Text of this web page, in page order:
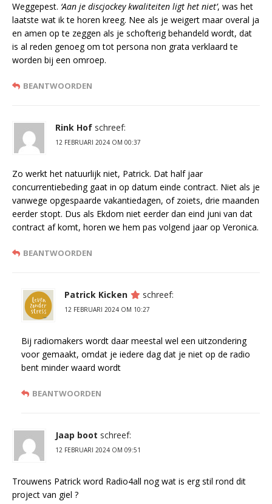
Weggepest. ‘Aan je discjockey kwaliteiten ligt het niet’, was het
laatste wat ik te horen kreeg. Nee als je weigert maar overal ja
en amen op te zeggen als je schofterig behandeld wordt, dat
is al reden genoeg om tot persona non grata verklaard te
worden bij een omroep.
BEANTWOORDEN
Rink Hof schreef:
12 FEBRUARI 2024 OM 00:37
Zo werkt het natuurlijk niet, Patrick. Dat half jaar
concurrentiebeding gaat in op datum einde contract. Niet als je
vanwege opgespaarde vakantiedagen, of zoiets, drie maanden
eerder stopt. Dus als Ekdom niet eerder dan eind juni van dat
contract af komt, horen we hem pas volgend jaar op Veronica.
BEANTWOORDEN
Patrick Kicken schreef:
12 FEBRUARI 2024 OM 10:27
Bij radiomakers wordt daar meestal wel een uitzondering
voor gemaakt, omdat je iedere dag dat je niet op de radio
bent minder waard wordt
BEANTWOORDEN
Jaap boot schreef:
12 FEBRUARI 2024 OM 09:51
Trouwens Patrick word Radio4all nog wat is erg stil rond dit
project van giel ?